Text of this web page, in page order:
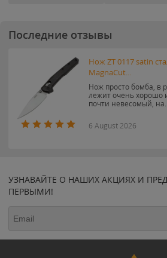
Последние отзывы
Нож ZT 0117 satin
MagnaCut...
Нож просто бомба, в
лежит очень хорошо
почти невесомый,
6 August 2026
УЗНАВАЙТЕ О НАШИХ АКЦИЯХ И
ПЕРВЫМИ!